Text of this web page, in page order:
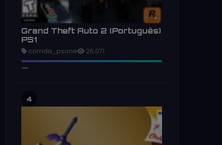
Grand Theft Auto 2 (Português)
PS1
corrida_psone 26,071
4